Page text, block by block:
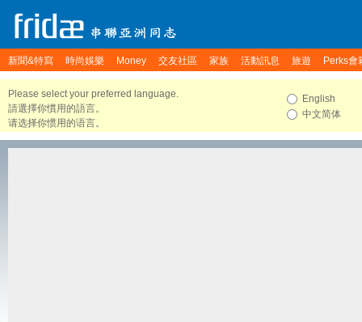
新聞&特寫 時尚娛樂 Money 交友社區 家族 活動訊息 旅遊 Perks會
Please select your preferred language.
請選擇你慣用的語言。
请选择你惯用的语言。
English
中文简体